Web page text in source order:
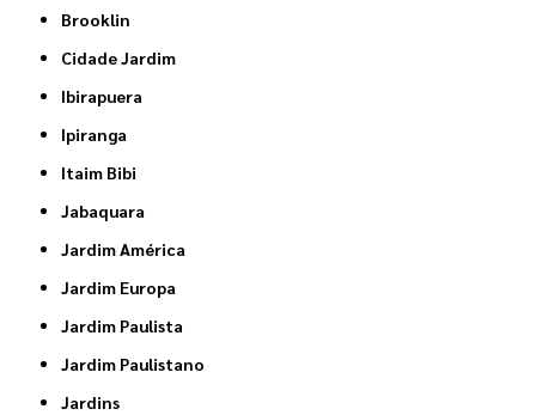
Brooklin
Cidade Jardim
Ibirapuera
Ipiranga
Itaim Bibi
Jabaquara
Jardim América
Jardim Europa
Jardim Paulista
Jardim Paulistano
Jardins